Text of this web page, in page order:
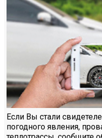
Если Вы стали
погодного явления,